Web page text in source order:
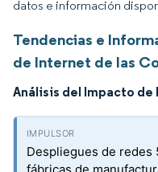
datos e información
Tendencias e
de Internet de las
Análisis del Impacto de
Despliegues de redes